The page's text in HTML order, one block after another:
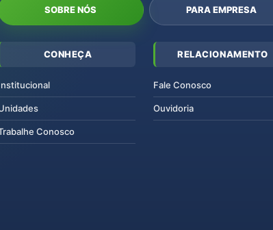
SOBRE NÓS PARA EMPRESA
CONHEÇA
Conosco
RELACIONAMENTO
Fale Conosco
Ouvidoria